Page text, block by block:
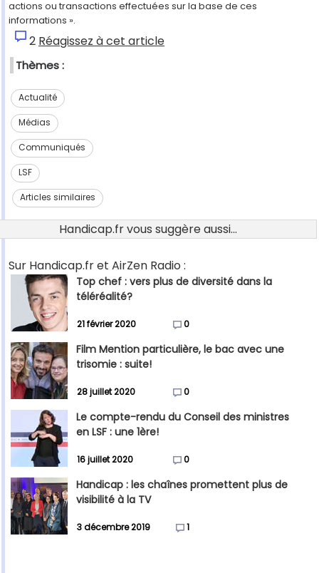
actions ou transactions effectuées sur la base de ces
informations ».
2 Réagissez à cet article
Thèmes :
Actualité
Médias
Communiqués
LSF
Articles similaires
Handicap.fr vous suggère aussi...
Sur Handicap.fr et AirZen Radio :
Top chef : vers plus de diversité dans la
téléréalité?
21 février 2020 0
Film Mention particulière, le bac avec une
trisomie : suite!
28 juillet 2020 0
Le compte-rendu du Conseil des ministres
en LSF : une 1ère!
16 juillet 2020 0
Handicap : les chaînes promettent plus de
visibilité à la TV
3 décembre 2019 1